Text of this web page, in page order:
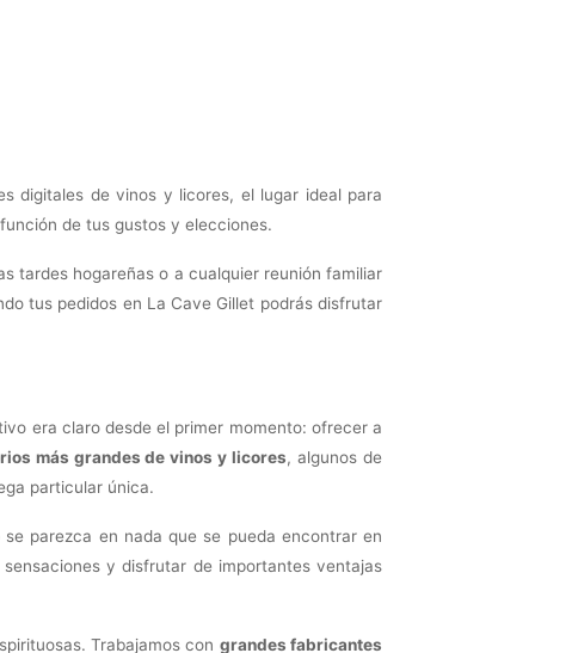
digitales de vinos y licores, el lugar ideal para
de tus gustos y elecciones.
tardes hogareñas o a cualquier reunión familiar
tus pedidos en La Cave Gillet podrás disfrutar
era claro desde el primer momento: ofrecer a
más grandes de vinos y licores, algunos de
particular única.
parezca en nada que se pueda encontrar en
y disfrutar de importantes ventajas
Trabajamos con grandes fabricantes